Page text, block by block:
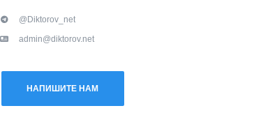
@Diktorov_net
admin@diktorov.net
НАПИШИТЕ НАМ